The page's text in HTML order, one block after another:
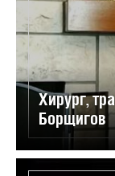
Хирург,
Борщигов